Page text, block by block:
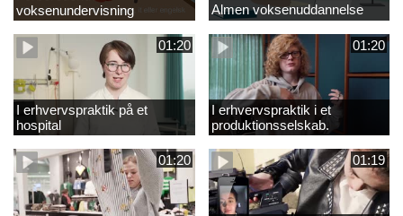
voksenundervisning
Almen voksenuddannelse
01:20
I erhvervspraktik på et
hospital
01:20
I erhvervspraktik i et
produktionsselskab.
01:20 01:19